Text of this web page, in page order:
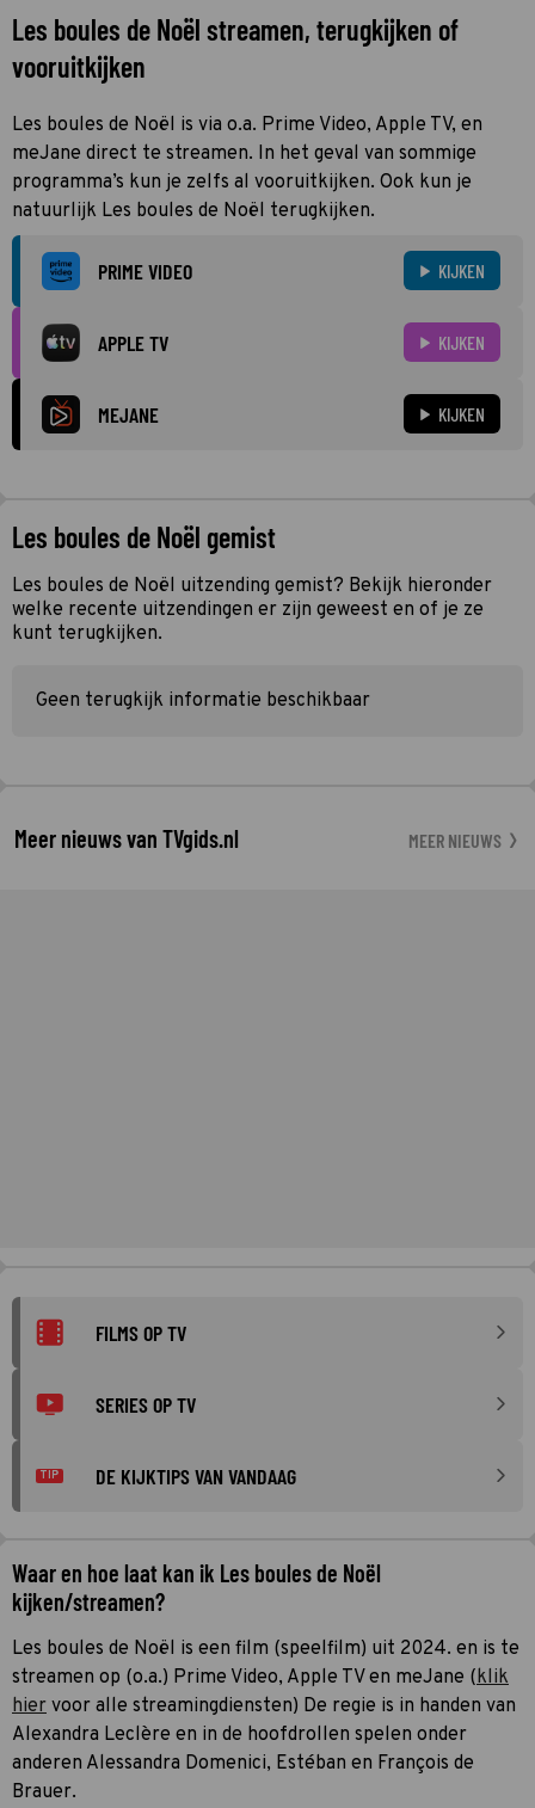
Les boules de Noël streamen, terugkijken of
vooruitkijken
Les boules de Noël is via o.a. Prime Video, Apple TV, en
meJane direct te streamen. In het geval van sommige
programma’s kun je zelfs al vooruitkijken. Ook kun je
natuurlijk Les boules de Noël terugkijken.
PRIME VIDEO KIJKEN
APPLE TV KIJKEN
MEJANE KIJKEN
Les boules de Noël gemist
Les boules de Noël uitzending gemist? Bekijk hieronder
welke recente uitzendingen er zijn geweest en of je ze
kunt terugkijken.
Geen terugkijk informatie beschikbaar
Meer nieuws van TVgids.nl MEER NIEUWS
FILMS OP TV
SERIES OP TV
TIP DE KIJKTIPS VAN VANDAAG
Waar en hoe laat kan ik Les boules de Noël
kijken/streamen?
Les boules de Noël is een film (speelfilm) uit 2024. en is te
streamen op (o.a.) Prime Video, Apple TV en meJane (klik
hier voor alle streamingdiensten) De regie is in handen van
Alexandra Leclère en in de hoofdrollen spelen onder
anderen Alessandra Domenici, Estéban en François de
Brauer.